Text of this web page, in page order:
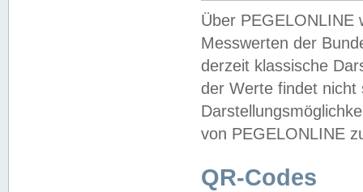
Über PEGELONLINE
Messwerten der
derzeit klassische
der Werte findet
von PEGELONLINE
QR-Codes